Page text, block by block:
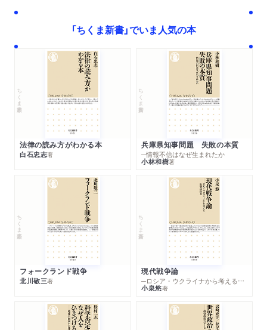
「ちくま新書」でいま人気の本
ちくま新書
法律の読み方がわかる本
白石忠志著
ちくま新書
兵庫県知事問題 失敗の本質
─情報不信はなぜ生まれたか
小林和樹著
ちくま新書
フォークランド戦争
北川敬三著
ちくま新書
現代戦争論
─ロシア・ウクライナから考える世界の行方
小泉悠著